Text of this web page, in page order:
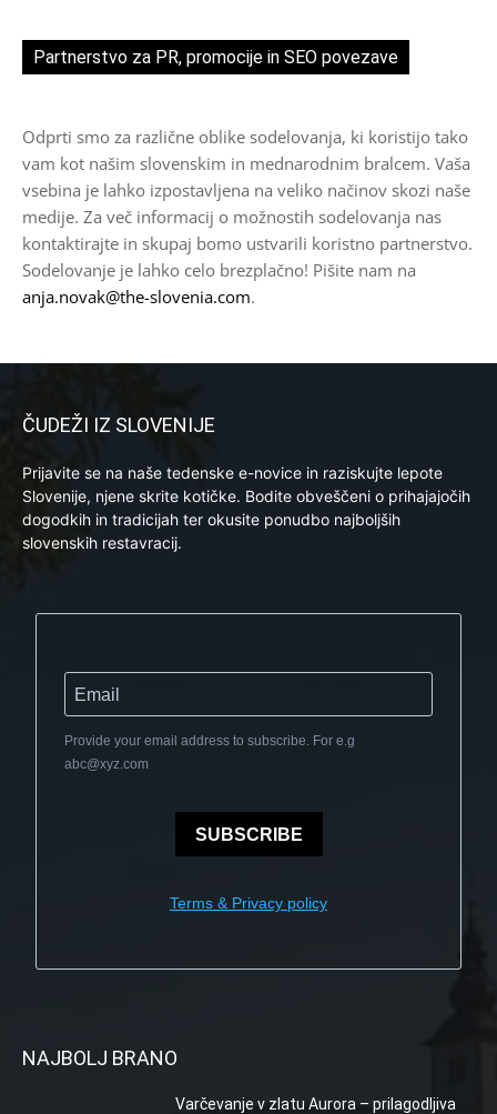
Partnerstvo za PR, promocije in SEO povezave
Odprti smo za različne oblike sodelovanja, ki koristijo tako
vam kot našim slovenskim in mednarodnim bralcem. Vaša
vsebina je lahko izpostavljena na veliko načinov skozi naše
medije. Za več informacij o možnostih sodelovanja nas
kontaktirajte in skupaj bomo ustvarili koristno partnerstvo.
Sodelovanje je lahko celo brezplačno! Pišite nam na
anja.novak@the-slovenia.com.
ČUDEŽI IZ SLOVENIJE
Prijavite se na naše tedenske e-novice in raziskujte lepote
Slovenije, njene skrite kotičke. Bodite obveščeni o prihajajočih
dogodkih in tradicijah ter okusite ponudbo najboljših
slovenskih restavracij.
Provide your email address to subscribe. For e.g
abc@xyz.com
SUBSCRIBE
Terms & Privacy policy
NAJBOLJ BRANO
Varčevanje v zlatu Aurora – prilagodljiva